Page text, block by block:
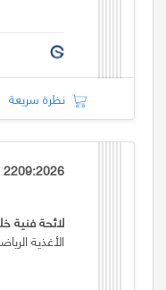
نظرة سريعة
لائحة فنية
الأغذية